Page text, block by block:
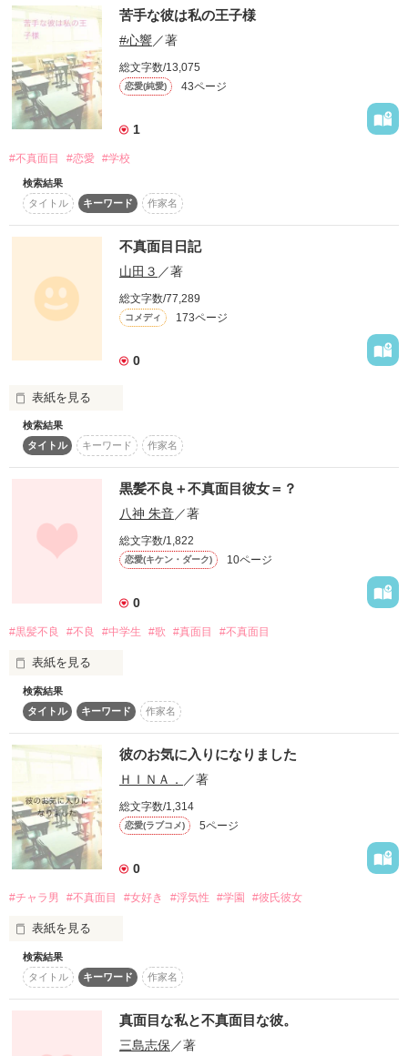
感想
ステータス 全て 完結
作品の長さ
コンテスト
賞」ベリーズカフェ会場
その他の条件 動画あり
普通の先生だったら
真面目な所とか、
あるでしょ？
でも…、戸田先生は
いつも不真面目です。
たまに見せる真剣な所も、
どうぞご覧下さい
苦手な彼は私の王子様
#心響／著
総文字数/13,075
恋愛(純愛) 43ページ
1
#不真面目 #恋愛 #学校
検索結果
タイトル
キーワード 作家名
不真面目日記
山田３ ／著
総文字数/77,289
コメディ 173ページ
0
表紙を見る
不良っぽい生徒達8人が、
真面目になるために必死
に頑張ったり頑張らなか
ったりする話である。
でも結局ならないのであった……。
検索結果
タイトル
キーワード 作家名
黒髪不良＋不真面目彼女＝？
八神 朱音／著
総文字数/1,822
恋愛(キケン・ダーク) 10ページ
0
#黒髪不良 #不良 #中学生 #歌 #真面目 #不真面目
表紙を見る
え・・・・
不良だったの？！
ある日誰もしらない中学校に入った夏佳。
そこで黒髪のある男子と出会い―――
「お前その靴下どうした？」
「べ、別に・・・何色がいいか
わかんなかったからしょうがないでしょ?!」
初対面だったけど
話しやすいやつだと思ってたのに―――――!!
「おい、てめぇら、ふざけてんじゃねぇぞ!!」
不良だけど、黒髪。
検索結果
タイトル
キーワード 作家名
彼のお気に入りになりました
ＨＩＮＡ． ／著
総文字数/1,314
恋愛(ラブコメ) 5ページ
0
#チャラ男 #不真面目 #女好き #浮気性 #学園 #彼氏彼女
表紙を見る
｢じゃあ、須崎さんは俺と浮気すれば良くない？｣
検索結果
タイトル
キーワード 作家名
真面目な私と不真面目な彼。
三島志保 ／著